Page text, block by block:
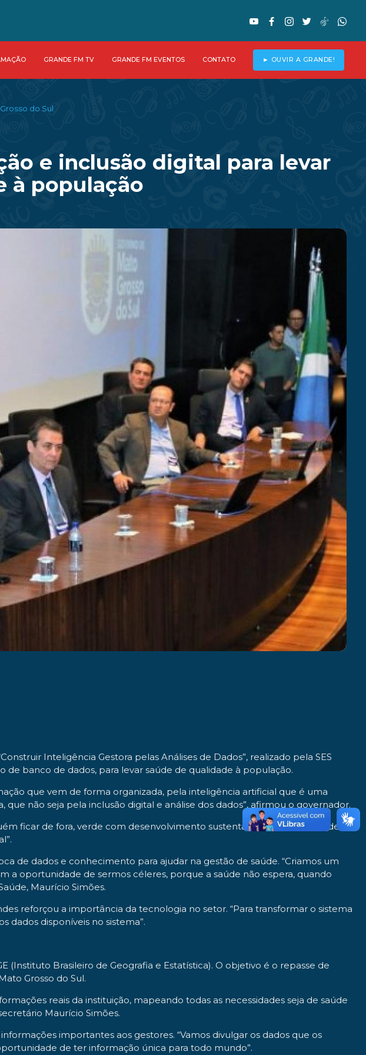
GRANDE FM TV GRANDE FM EVENTOS CONTATO ► OUVIR A GRANDE!
do Sul
e inclusão digital para levar
à população
Inteligência Gestora pelas Análises de Dados”, realizado pela SES
de banco de dados, para levar saúde de qualidade à população.
que vem de forma organizada, pela inteligência artificial que é uma
não seja pela inclusão digital e análise dos dados”, afirmou o governador.
ficar de fora, verde com desenvolvimento sustentável e digital. “A saúde
de dados e conhecimento para ajudar na gestão de saúde. “Criamos um
a oportunidade de sermos céleres, porque a saúde não espera, quando
Maurício Simões.
reforçou a importância da tecnologia no setor. “Para transformar o sistema
dados disponíveis no sistema”.
(Instituto Brasileiro de Geografia e Estatística). O objetivo é o repasse de
Grosso do Sul.
reais da instituição, mapeando todas as necessidades seja de saúde
Maurício Simões.
importantes aos gestores. “Vamos divulgar os dados que os
de ter informação única para todo mundo”.